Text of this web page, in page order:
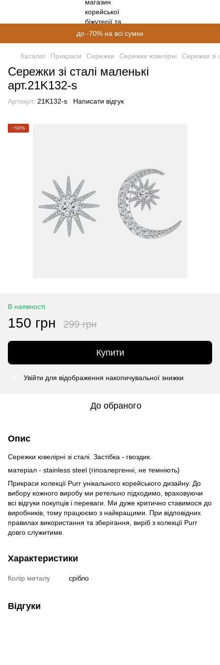
до -70% на всі сумки
Каталог Прикраси Сережки Сережки ювелірні Сережки зі
Сережки зі сталі маленькі
арт.21K132-s
Артикул: 21K132-s Написати відгук
−50%
В наявності
150 грн 299 грн
Купити
Увійти для відображення накопичувальної знижки
До обраного
Опис
Сережки ювелірні зі сталі. Застібка - гвоздик.
матеріал - stainless steel (гіпоалергенні, не темніють)
Прикраси колекції Purr унікального корейського дизайну. До
вибору кожного виробу ми ретельно підходимо, враховуючи
всі відгуки покупців і переваги. Ми дуже критично ставимося до
виробників, тому працюємо з найкращими. При відповідних
правилах використання та зберігання, виріб з колекції Purr
довго служитиме.
Характеристики
Колір металу срібло
Відгуки